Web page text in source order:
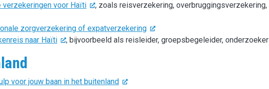
verzekeringen voor Haïti
, zoals reisverzekering, overbruggingsverzekering,
zorgverzekering of expatverzekering
naar Haïti , bijvoorbeeld als reisleider, groepsbegeleider, onderzoeker
voor jouw baan in het buitenland